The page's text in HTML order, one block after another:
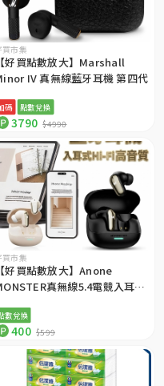
買市集
【好買點數放大】Marshall
IV 真無線藍牙耳機 第四代
碼 點數兌換
3790 $4990
買市集
【好買點數放大】Anone
真無線5.4電競入耳式
＋AI智慧降噪技術）
數兌換
400 $599